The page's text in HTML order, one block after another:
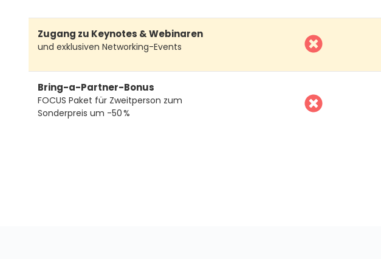
Zugang zu Keynotes & Webinaren
und exklusiven Networking-Events
Bring-a-Partner-Bonus
FOCUS Paket für Zweitperson zum
Sonderpreis um -50 %